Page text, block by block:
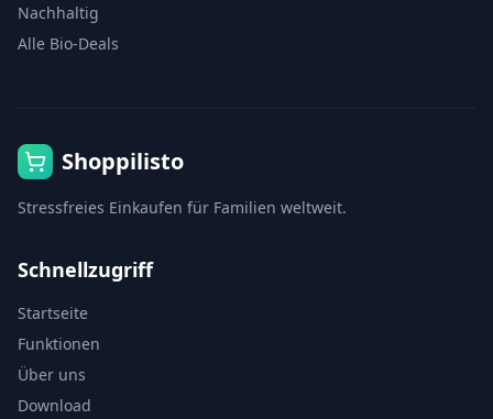
Nachhaltig
Alle Bio-Deals
Shoppilisto
Stressfreies Einkaufen für Familien weltweit.
Schnellzugriff
Startseite
Funktionen
Über uns
Download